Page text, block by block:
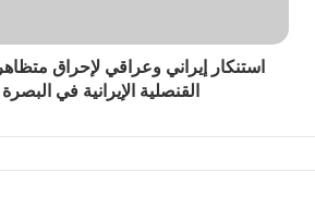
استنكار إيراني وعراقي لإحراق
القنصلية الإيرانية في البصرة